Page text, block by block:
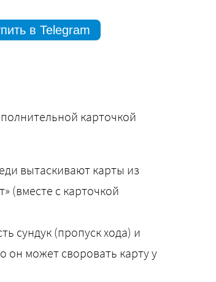
в Telegram
карточкой
вытаскивают карты из
(вместе с карточкой
сундук (пропуск хода) и
он может своровать карту у